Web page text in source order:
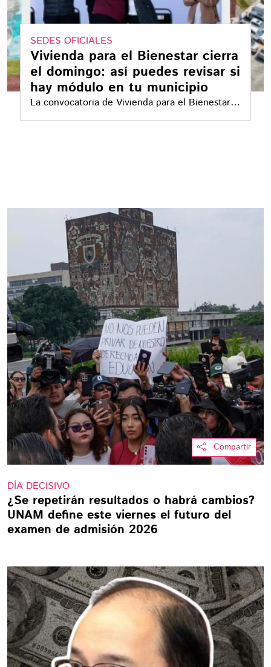
SEDES OFICIALES
Vivienda para el Bienestar cierra
el domingo: así puedes revisar si
hay módulo en tu municipio
La convocatoria de Vivienda para el Bienestar
2026 concluirá el domingo 2 de agosto. Los
Compartir
DÍA DECISIVO
¿Se repetirán resultados o habrá cambios?
UNAM define este viernes el futuro del
examen de admisión 2026